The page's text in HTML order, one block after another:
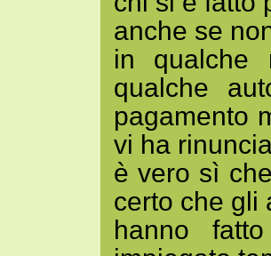
anche se
in qualche
qualche
pagamento
vi ha
è vero sì
certo che gli
hanno